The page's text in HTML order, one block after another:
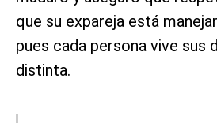
que su expareja está
pues cada persona vive sus
distinta.